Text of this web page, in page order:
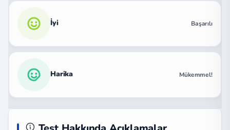
İyi Başarılı
Harika Mükemmel!